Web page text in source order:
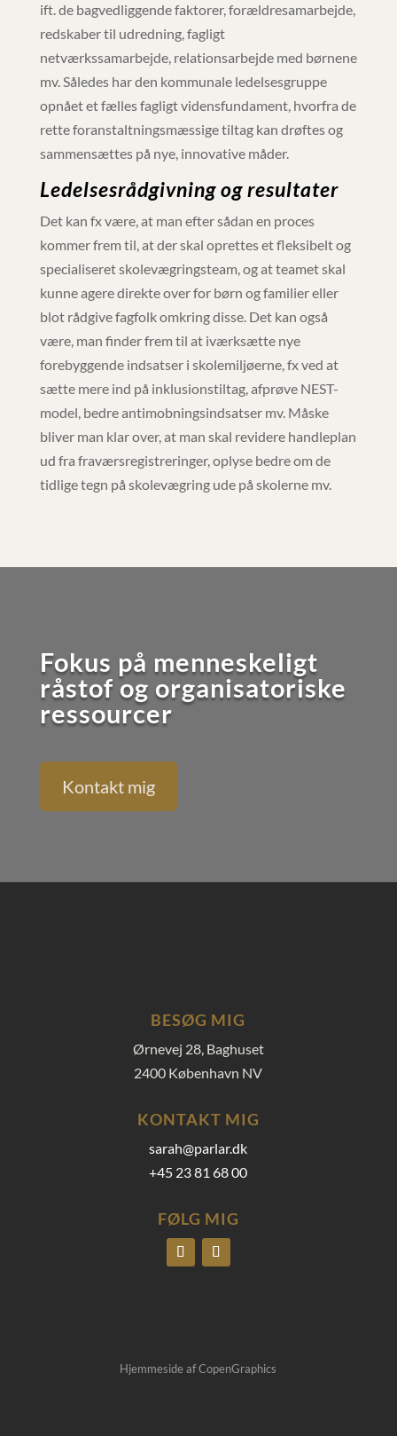
ift. de bagvedliggende faktorer, forældresamarbejde,
redskaber til udredning, fagligt
netværkssamarbejde, relationsarbejde med børnene
mv. Således har den kommunale ledelsesgruppe
opnået et fælles fagligt vidensfundament, hvorfra de
rette foranstaltningsmæssige tiltag kan drøftes og
sammensættes på nye, innovative måder.
Ledelsesrådgivning og resultater
Det kan fx være, at man efter sådan en proces
kommer frem til, at der skal oprettes et fleksibelt og
specialiseret skolevægringsteam, og at teamet skal
kunne agere direkte over for børn og familier eller
blot rådgive fagfolk omkring disse. Det kan også
være, man finder frem til at iværksætte nye
forebyggende indsatser i skolemiljøerne, fx ved at
sætte mere ind på inklusionstiltag, afprøve NEST-
model, bedre antimobningsindsatser mv. Måske
bliver man klar over, at man skal revidere handleplan
ud fra fraværsregistreringer, oplyse bedre om de
tidlige tegn på skolevægring ude på skolerne mv.
Fokus på menneskeligt
råstof og organisatoriske
ressourcer
Kontakt mig
BESØG MIG
Ørnevej 28, Baghuset
2400 København NV
KONTAKT MIG
sarah@parlar.dk
+45 23 81 68 00
FØLG MIG
Hjemmeside afCopenGraphics